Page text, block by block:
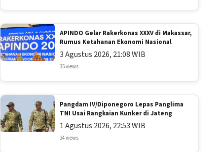
APINDO Gelar Rakerkonas XXXV di Makassar,
Rumus Ketahanan Ekonomi Nasional
3 Agustus 2026, 21:08 WIB
35 views
Pangdam IV/Diponegoro Lepas Panglima
TNI Usai Rangkaian Kunker di Jateng
1 Agustus 2026, 22:53 WIB
34 views